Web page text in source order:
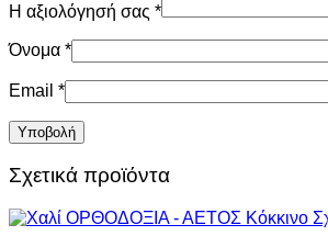
Η αξιολόγησή σας *
Όνομα *
Email *
Σχετικά προϊόντα